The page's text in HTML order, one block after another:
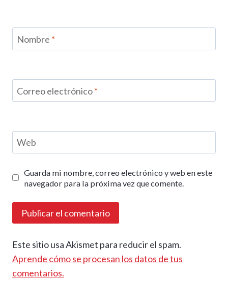
Nombre *
Correo electrónico*
Web
Guarda mi nombre, correo electrónico y web en este
navegador para la próxima vez que comente.
Este sitio usa Akismet para reducir el spam.
Aprende cómo se procesan los datos de tus
comentarios.